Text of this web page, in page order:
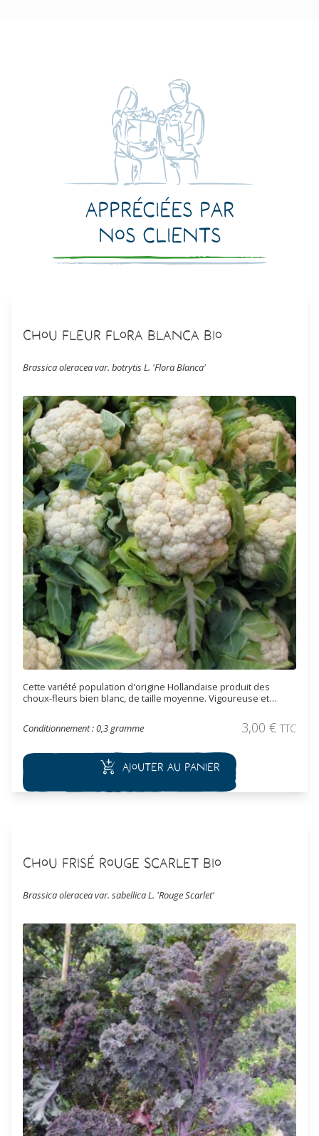
Appréciées par
nos clients
Chou Fleur Flora Blanca Bio
Brassica oleracea var. botrytis L. 'Flora Blanca'
Cette variété population d'origine Hollandaise produit des
choux-fleurs bien blanc, de taille moyenne. Vigoureuse et
130 jours après plantation). Elle se conserve très bien après
récolte surtout si on lui laisse quelques feuilles à la base.
Conditionnement : 0,3 gramme 3,00 € TTC
Ajouter au panier
Chou Frisé Rouge Scarlet Bio
Brassica oleracea var. sabellica L. 'Rouge Scarlet'